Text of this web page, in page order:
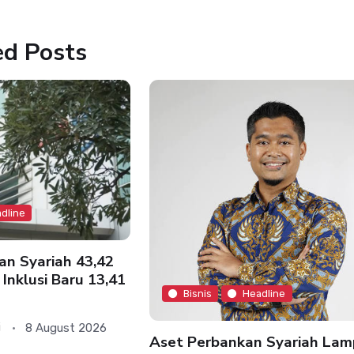
Posts
Syariah 43,42
Baru 13,41
8 August 2026
Bisnis Headline
Aset Perbankan Syariah